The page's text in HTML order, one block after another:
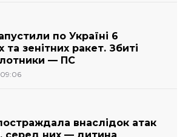
по Україні 6
та зенітних ракет. Збиті
— ПС
внаслідок атак